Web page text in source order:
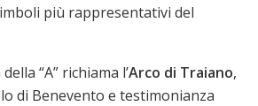
più rappresentativi del
“A” richiama l’Arco di Traiano,
di Benevento e testimonianza